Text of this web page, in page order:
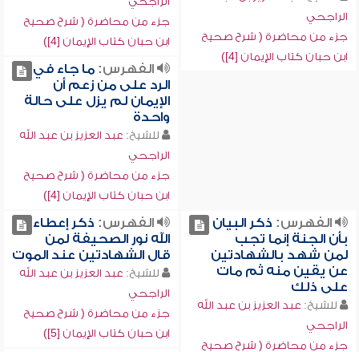
الراجحي
جزء من محاضرة ( شرح صحيح
ابن حبان كتاب الإيمان [4])
جزء من محاضرة ( شرح صحيح
ابن حبان كتاب الإيمان [4])
الفهرس:ما جاء في
الرد على من زعم أن
الإيمان لم يزل على حالة
واحدة
للشيخ: عبد العزيز بن عبد الله
الراجحي
جزء من محاضرة ( شرح صحيح
ابن حبان كتاب الإيمان [4])
الفهرس: ذكر البيان
بأن الجنة إنما تجب
لمن شهد بالشهادتين
عن يقين منه ثم مات
على ذلك
للشيخ: عبد العزيز بن عبد الله
الراجحي
جزء من محاضرة ( شرح صحيح
الفهرس: ذكر إعطاء
الله نور الصحيفة لمن
قال الشهادتين عند الموت
للشيخ: عبد العزيز بن عبد الله
الراجحي
جزء من محاضرة ( شرح صحيح
ابن حبان كتاب الإيمان [5])